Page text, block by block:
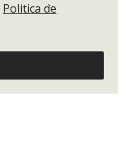
Politica de